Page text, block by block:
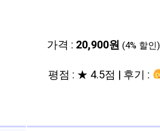
가격 : 20,900원 (4% 할인)
평점 : ★ 4.5점 | 후기 :